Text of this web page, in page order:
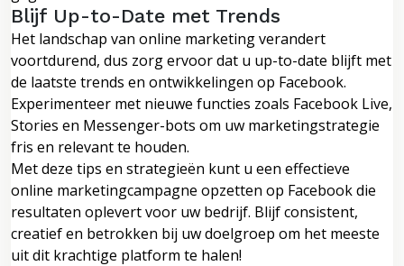
Blijf Up-to-Date met Trends
Het landschap van online marketing verandert
voortdurend, dus zorg ervoor dat u up-to-date blijft met
de laatste trends en ontwikkelingen op Facebook.
Experimenteer met nieuwe functies zoals Facebook Live,
Stories en Messenger-bots om uw marketingstrategie
fris en relevant te houden.
Met deze tips en strategieën kunt u een effectieve
online marketingcampagne opzetten op Facebook die
resultaten oplevert voor uw bedrijf. Blijf consistent,
creatief en betrokken bij uw doelgroep om het meeste
uit dit krachtige platform te halen!